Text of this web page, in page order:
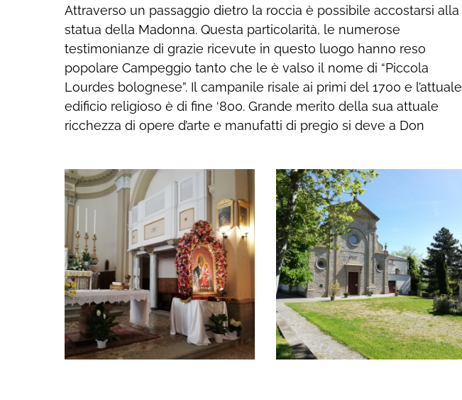
Attraverso un passaggio dietro la roccia è possibile accostarsi alla
statua della Madonna. Questa particolarità, le numerose
testimonianze di grazie ricevute in questo luogo hanno reso
popolare Campeggio tanto che le è valso il nome di “Piccola
Lourdes bolognese”. Il campanile risale ai primi del 1700 e l’attuale
edificio religioso è di fine ‘800. Grande merito della sua attuale
ricchezza di opere d’arte e manufatti di pregio si deve a Don
cui statue, una Via Crucis che porta al Monte Calvario realizzato nel
’36, il viale dei parroci del ’24, quello delle rimembranze l’anno
seguente fino alla costruzione di un acquedotto. Tutti i suoi
parrocchiani lo seguirono in questa impresa che oggi rende
Campeggio una delle mete più importanti dei pellegrinaggi dalle